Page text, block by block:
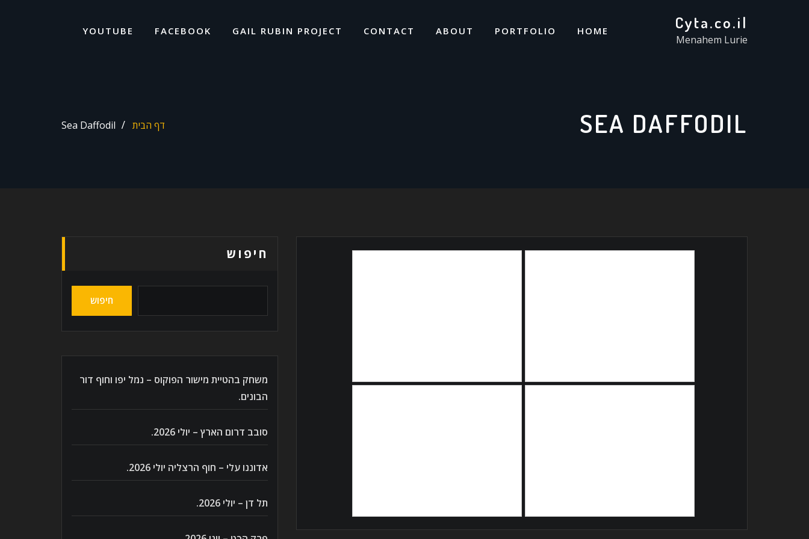
Cyta.co.il
Menahem Lurie
HOME
PORTFOLIO
ABOUT
CONTACT
GAIL RUBIN PROJECT
FACEBOOK
YOUTUBE
SEA DAFFODIL דף הבית Sea Daffodil
חיפוש
חיפוש
משחק בהטיית מישור הפוקוס – נמל יפו וחוף דור
הבונים.
סובב דרום הארץ – יולי 2026.
אדוננו עלי – חוף הרצליה יולי 2026.
תל דן – יולי 2026.